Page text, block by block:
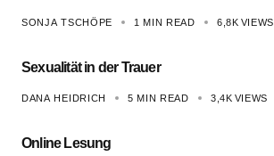
SONJA TSCHÖPE 1 MIN READ 6,8K VIEWS
Sexualität in der Trauer
DANA HEIDRICH 5 MIN READ 3,4K VIEWS
Online Lesung